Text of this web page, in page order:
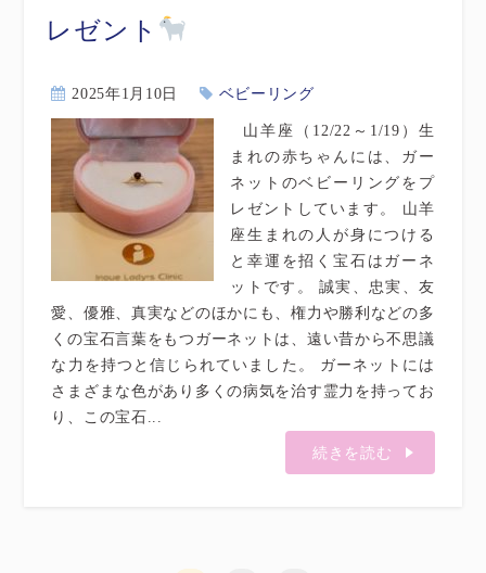
レゼント
2025年1月10日 ベビーリング
山羊座（12/22～1/19）生
まれの赤ちゃんには、ガー
ネットのベビーリングをプ
レゼントしています。 山羊
座生まれの人が身につける
と幸運を招く宝石はガーネ
ットです。 誠実、忠実、友
愛、優雅、真実などのほかにも、権力や勝利などの多
くの宝石言葉をもつガーネットは、遠い昔から不思議
な力を持つと信じられていました。 ガーネットには
さまざまな色があり多くの病気を治す霊力を持ってお
り、この宝石...
続きを読む